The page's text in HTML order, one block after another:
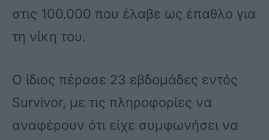
στις 100.000 που έλαβε ως έπαθλο για
τη νίκη του.
Ο ίδιος πέρασε 23 εβδομάδες εντός
Survivor, με τις πληροφορίες να
αναφέρουν ότι είχε συμφωνήσει να